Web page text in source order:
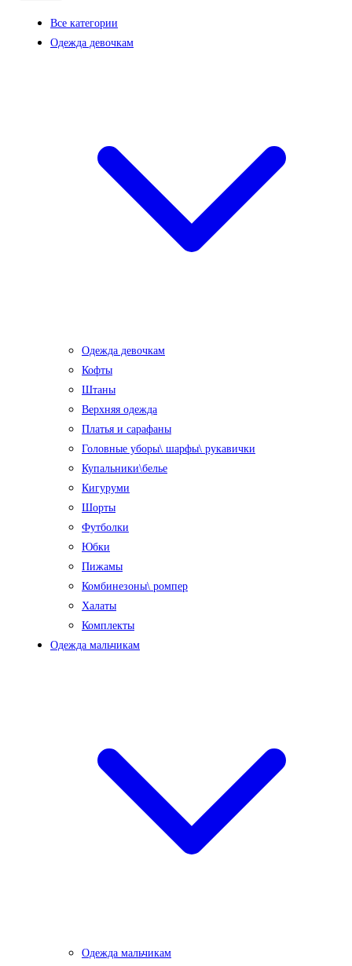
Все категории
Одежда девочкам
Одежда девочкам
Кофты
Штаны
Верхняя одежда
Платья и сарафаны
Головные уборы\ шарфы\ рукавички
Купальники\белье
Кигуруми
Шорты
Футболки
Юбки
Пижамы
Комбинезоны\ ромпер
Халаты
Комплекты
Одежда мальчикам
Одежда мальчикам